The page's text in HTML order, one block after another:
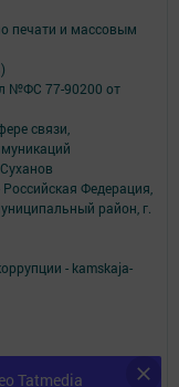
Tatmedia
печати и массовым
№ФC 77-90200 от
связи,
Федерация,
район, г.
- kamskaja-